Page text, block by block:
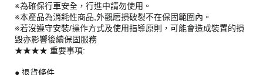
※為確保行車安全，行進中請勿使用。
※本產品為消耗性商品,外觀磨損破裂不在保固範圍內。
※若沒遵守安裝/操作方式及使用指導原則，可能會造成裝置的損
毀亦影響後續保固服務
★★★★ 重要事項:
● 退貨條件